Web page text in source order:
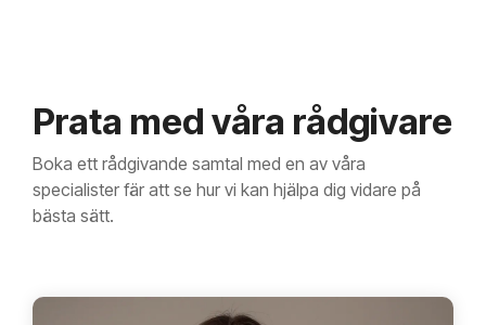
Prata med våra rådgivare
Boka ett rådgivande samtal med en av våra
specialister fär att se hur vi kan hjälpa dig vidare på
bästa sätt.